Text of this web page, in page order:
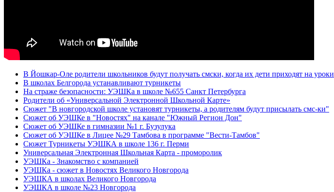
В Йошкар-Оле родители школьников будут получать смски, когда их дети приходят на уроки
В школах Белгорода устанавливают турникеты
На страже безопасности: УЭШКа в школе №655 Санкт Петербурга
Родители об «Универсальной Электронной Школьной Карте»
Сюжет "В новгородской школе установят турникеты, а родителям будут присылать смс-ки"
Сюжет об УЭШКе в "Новостях" на канале "Южный Регион Дон"
Сюжет об УЭШКе в гимназии №1 г. Бузулука
Сюжет об УЭШКе в Лицее №29 Тамбова в программе "Вести-Тамбов"
Сюжет Турникеты УЭШКА в школе 136 г. Перми
Универсальная Электронная Школьная Карта - проморолик
УЭШКа - Знакомство с компанией
УЭШКа - сюжет в Новостях Великого Новгорода
УЭШКА в школах Великого Новгорода
УЭШКА в школе №23 Новгорода